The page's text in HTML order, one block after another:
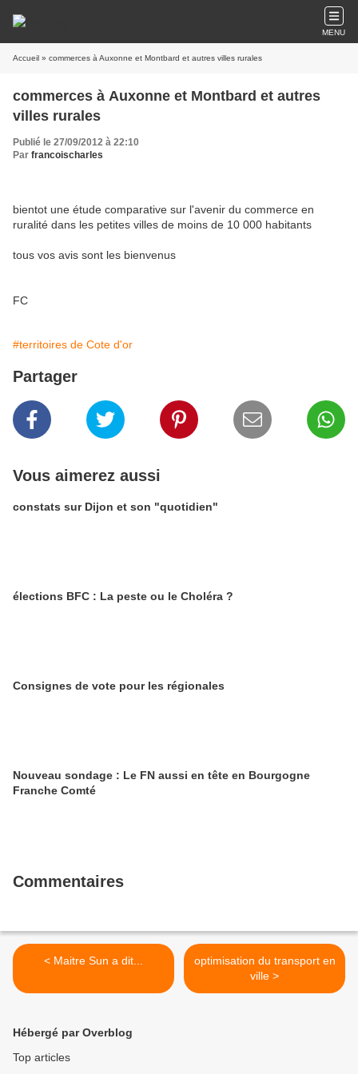
MENU
Accueil » commerces à Auxonne et Montbard et autres villes rurales
commerces à Auxonne et Montbard et autres
villes rurales
Publié le 27/09/2012 à 22:10
Par francoischarles
bientot une étude comparative sur l'avenir du commerce en
ruralité dans les petites villes de moins de 10 000 habitants
tous vos avis sont les bienvenus
FC
#territoires de Cote d'or
Partager
Vous aimerez aussi
constats sur Dijon et son "quotidien"
élections BFC : La peste ou le Choléra ?
Consignes de vote pour les régionales
Nouveau sondage : Le FN aussi en tête en Bourgogne
Franche Comté
Commentaires
< Maitre Sun a dit...
optimisation du transport en
ville >
Hébergé par Overblog
Top articles